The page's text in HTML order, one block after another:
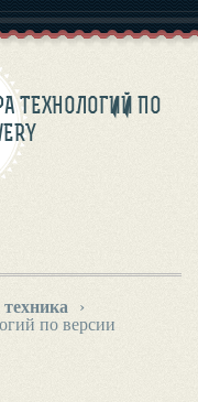
ТЕХНОЛОГИЙ ПО
›
по версии